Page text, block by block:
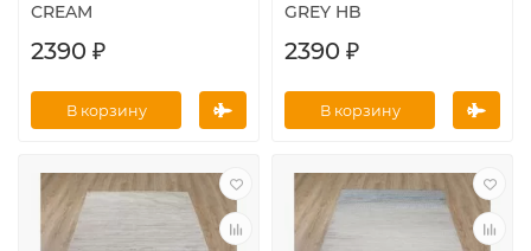
CREAM
2390 ₽
В корзину
GREY HB
2390 ₽
В корзину